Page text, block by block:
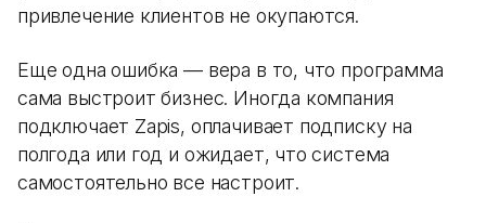
привлечение клиентов не окупаются.
Еще одна ошибка — вера в то, что программа
сама выстроит бизнес. Иногда компания
подключает Zapis, оплачивает подписку на
полгода или год и ожидает, что система
самостоятельно все настроит.